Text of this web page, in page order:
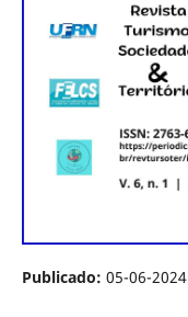
Publicado: 05-06-2024